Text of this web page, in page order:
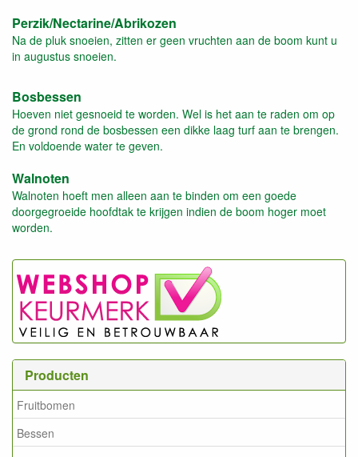
Producten
Fruitbomen
Bessen
Perzik/Nectarine/Abrikozen
Na de pluk snoeien, zitten er geen vruchten aan de boom kunt u
in augustus snoeien.
Bosbessen
Hoeven niet gesnoeid te worden. Wel is het aan te raden om op
de grond rond de bosbessen een dikke laag turf aan te brengen.
En voldoende water te geven.
Walnoten
Walnoten hoeft men alleen aan te binden om een goede
doorgegroeide hoofdtak te krijgen indien de boom hoger moet
worden.